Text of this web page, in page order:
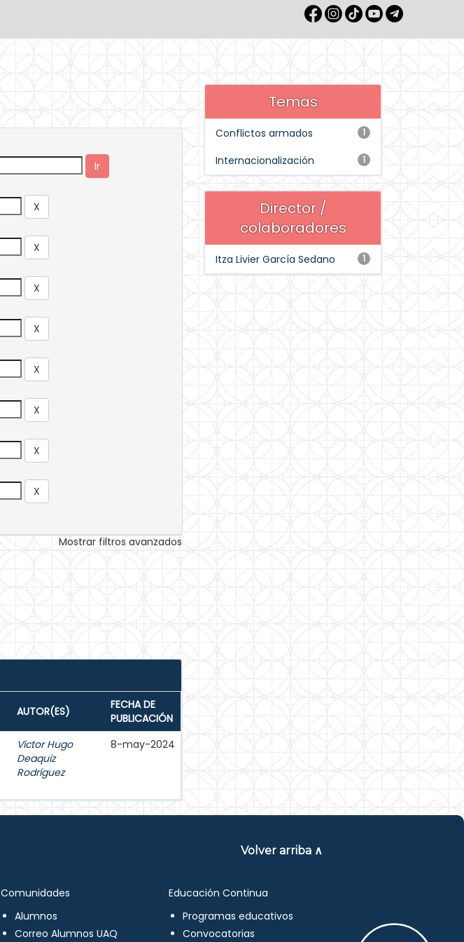
Mostrar filtros avanzados
AUTOR(ES)
FECHA DE
PUBLICACIÓN
Víctor Hugo
Deaquiz
Rodríguez
8-may-2024
Temas
1
Conflictos armados
1
Internacionalización
Director /
colaboradores
1
Itza Livier García Sedano
Volver arriba ∧
Comunidades
Alumnos
Correo Alumnos UAQ
Educación Continua
Programas educativos
Convocatorias